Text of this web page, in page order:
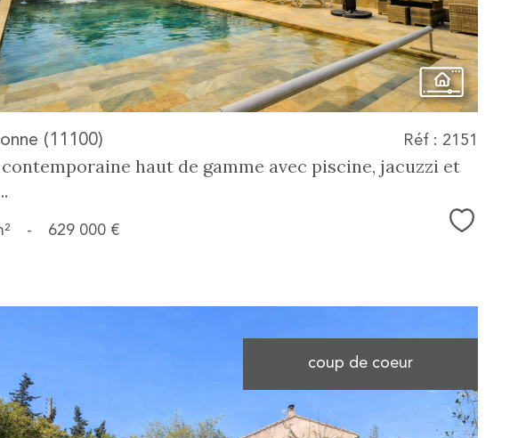
(11100)
haut de gamme avec piscine, jacuzzi et
Réf : 2151
- 629 000 €
coup de coeur